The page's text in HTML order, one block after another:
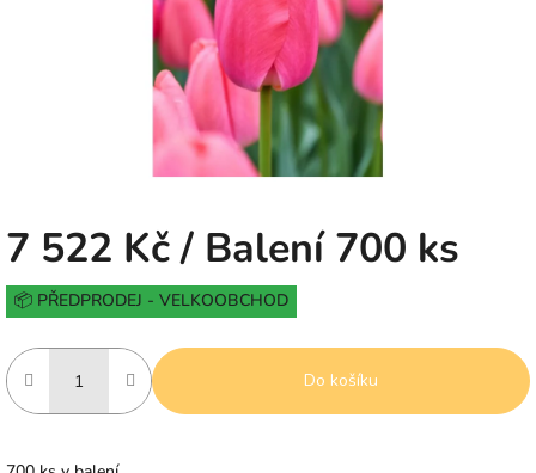
7 522 Kč/ Balení 700 ks
Měrná
cena:
📦 PŘEDPRODEJ - VELKOOBCHOD
Do košíku